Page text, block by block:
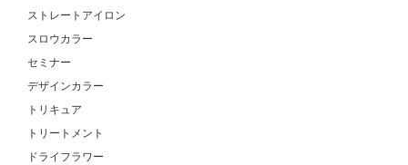
ストレートアイロン
スロウカラー
セミナー
デザインカラー
トリキュア
トリートメント
ドライフラワー